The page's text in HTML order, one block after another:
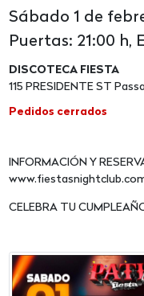
Sábado 1 de
Puertas: 21:00 h,
DISCOTECA FIESTA
115 PRESIDENTE ST
Pedidos cerrados
INFORMACIÓN Y
CELEBRA TU